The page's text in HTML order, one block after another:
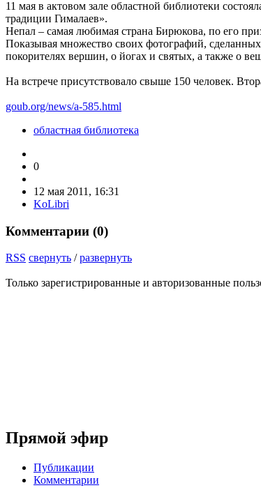
11 мая в актовом зале областной библиотеки
традиции Гималаев».
Непал – самая любимая страна Бирюкова, по его
Показывая множество своих фотографий,
покорителях вершин, о йогах и святых, а также о
На встрече присутствовало свыше 150 человек.
goub.org/news/a-585.html
областная библиотека
0
12 мая 2011, 16:31
KoLibri
Комментарии (0)
RSS свернуть /развернуть
Только зарегистрированные и авторизованные
Прямой эфир
Публикации
Комментарии